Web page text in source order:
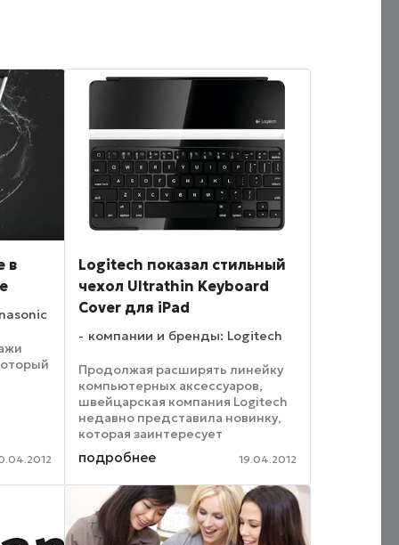
в
Logitech показал стильный
чехол Ultrathin Keyboard
Cover для iPad
компании и бренды: Logitech
Продолжая расширять линейку
компьютерных аксессуаров,
швейцарская компания Logitech
недавно представила новинку,
которая заинтересует
пользователей iPad третьего
поколения и iPad 2. Сверхтонкий
чехол Ultrathin Keyboard Cover, с
одной стороны, ...
подробнее 19.04.2012